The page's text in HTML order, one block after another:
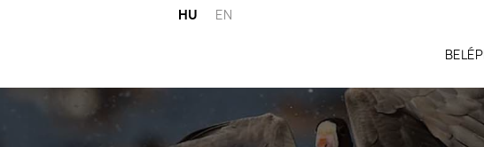
HU EN
fiók
menüje